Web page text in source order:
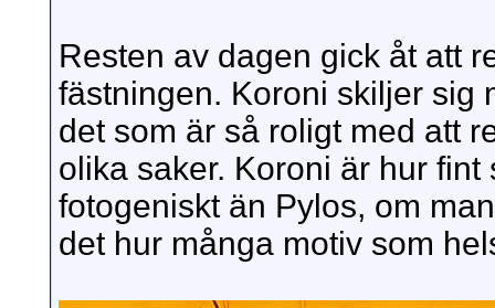
Resten av dagen gick åt att
fästningen. Koroni skiljer sig
det som är så roligt med att
olika saker. Koroni är hur
fotogeniskt än Pylos, om
det hur många motiv som